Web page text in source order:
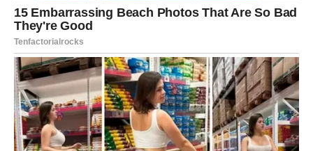
Ova osoba mogla bi vam pomoći važnim savjetom,
informacijom ili poslovnom prilikom zahvaljujući kojoj
ćete mnogo lakše ostvariti ono što želite.
Zvijezde vam poručuju da ne ignorišete razgovore i nova
poznanstva jer upravo preko jedne neočekivane situacije
može doći velika sreća.